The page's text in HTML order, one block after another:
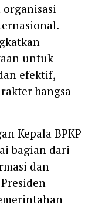
organisasi
untuk
efektif,
bangsa
Kepala BPKP
bagian dari
dan